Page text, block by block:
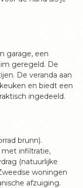
garage, een
geregeld. De
De veranda aan
en biedt een
ingedeeld.
brunn).
met infiltratie,
(natuurlijke
woningen
afzuiging.